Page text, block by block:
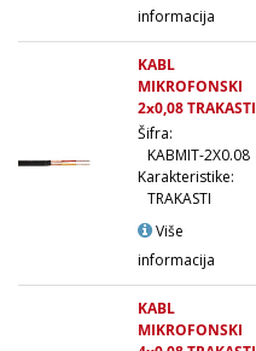
informacija
KABL
MIKROFONSKI
2x0,08 TRAKASTI
Šifra:
KABMIT-2X0.08
Karakteristike:
TRAKASTI
Više
informacija
KABL
MIKROFONSKI